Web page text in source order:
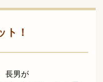
ト！
長男が